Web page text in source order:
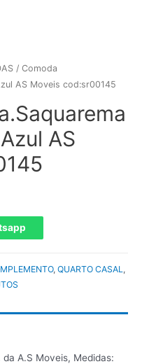
/ Comoda
AS Moveis cod:sr00145
AS
, QUARTO CASAL ,
A.S Moveis, Medidas: